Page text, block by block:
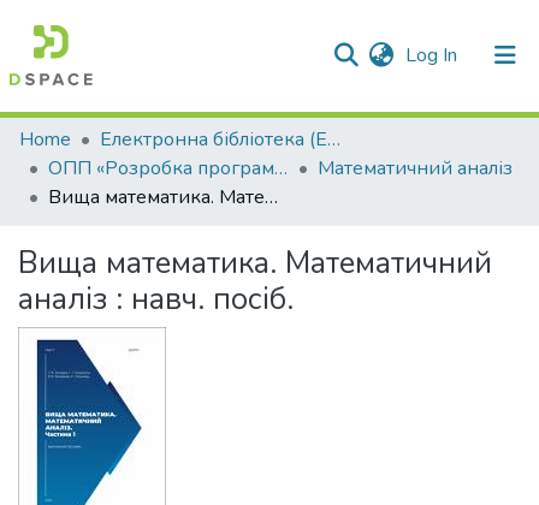
Log In (current)
Communities & Collections
All of DSpace
Home
Електронна бібліотека (E-Book)
ОПП «Розробка програмного забезпечення»
Математичний аналіз
Вища математика. Математичний аналіз : навч. посіб.
Вища математика. Математичний
аналіз : навч. посіб.